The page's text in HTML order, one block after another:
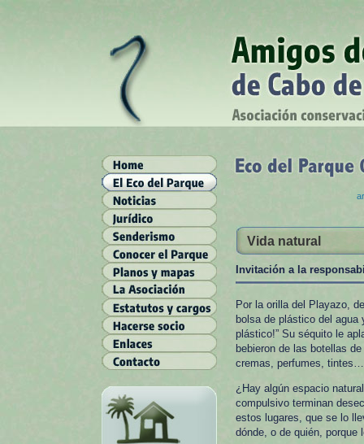
Vida natural
Invitación a la
Por la orilla del Playazo,
bolsa de plástico del agua
plástico!” Su séquito le
bebieron de las botellas
cremas, perfumes,
¿Hay algún espacio
compulsivo terminan
estos lugares, que se lo
dónde, o de quién,